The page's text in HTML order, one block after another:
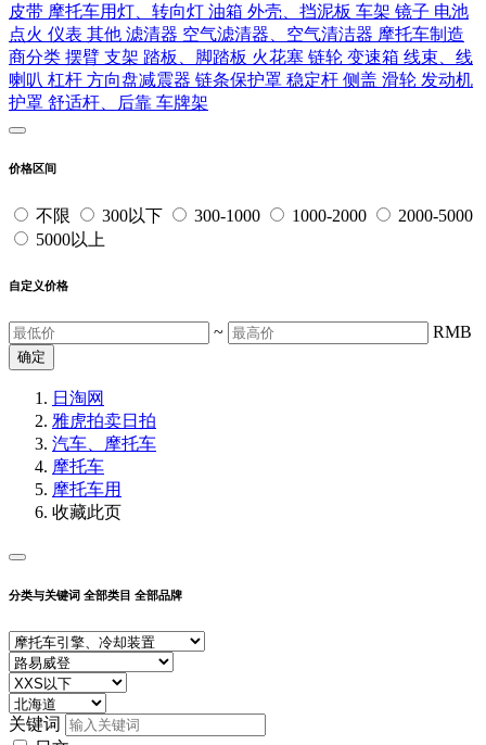
皮带 摩托车用灯、转向灯 油箱 外壳、挡泥板 车架 镜子 电池
点火 仪表 其他 滤清器 空气滤清器、空气清洁器 摩托车制造
商分类 摆臂 支架 踏板、脚踏板 火花塞 链轮 变速箱 线束、线
喇叭 杠杆 方向盘减震器 链条保护罩 稳定杆 侧盖 滑轮 发动机
护罩 舒适杆、后靠 车牌架
价格区间
不限 300以下 300-1000 1000-2000
2000-5000
5000以上
自定义价格
~ RMB
确定
日淘网
雅虎拍卖日拍
汽车、摩托车
摩托车
摩托车用
收藏此页
分类与关键词 全部类目 全部品牌
关键词